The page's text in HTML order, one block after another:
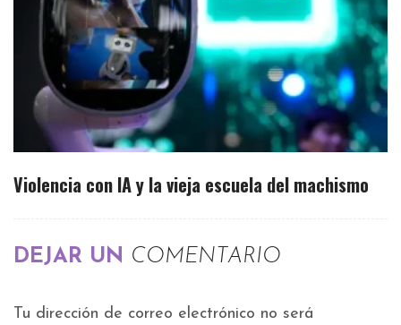
Violencia con IA y la vieja escuela del machismo
DEJAR UN COMENTARIO
Tu dirección de correo electrónico no será